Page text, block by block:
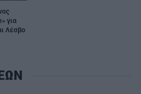
για
Λέσβο